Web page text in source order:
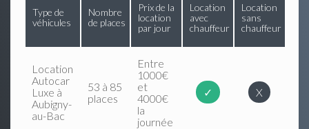
Type de
véhicules
Nombre
de places
Prix de la
location
par jour
Location
avec
chauffeur
Location
sans
chauffeur
Location
Autocar
Luxe à
Aubigny-
au-Bac
53 à 85
places
Entre
1000€
et
4000€
la
journée
✓ X